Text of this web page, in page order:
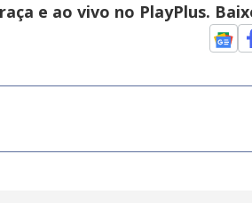
e ao vivo no PlayPlus.